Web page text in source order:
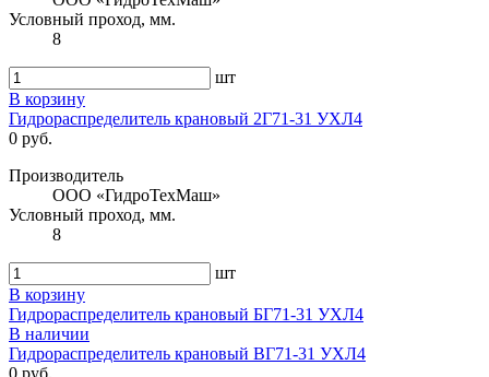
Условный проход, мм.
8
шт
В корзину
Гидрораспределитель крановый 2Г71-31 УХЛ4
0 руб.
Производитель
ООО «ГидроТехМаш»
Условный проход, мм.
8
шт
В корзину
Гидрораспределитель крановый БГ71-31 УХЛ4
В наличии
Гидрораспределитель крановый ВГ71-31 УХЛ4